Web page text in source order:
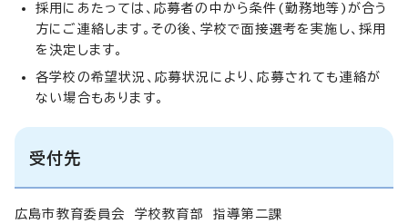
採用にあたっては、応募者の中から条件(勤務地等)が合う
方にご連絡します。その後、学校で面接選考を実施し、採用
を決定します。
各学校の希望状況、応募状況により、応募されても連絡が
ない場合もあります。
受付先
広島市教育委員会 学校教育部 指導第二課